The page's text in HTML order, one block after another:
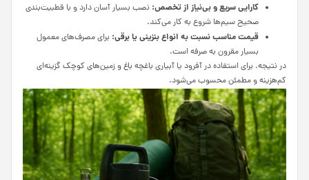
کارایی سریع و بی‌نیاز از تخصص: نصب بسیار آسان دارد و با قطبیت‌بندی
صحیح سیم‌ها شروع به کار می‌کند.
قیمت مناسب نسبت به انواع بنزینی یا برقی: برای مصرف‌های معمول
بسیار مقرون به صرفه است.
در نتیجه، برای استفاده در آفرود یا آبیاری باغچه باغ و زمین‌های کوچک گزینه‌ای
کم‌هزینه و مطمئن محسوب می‌شود.